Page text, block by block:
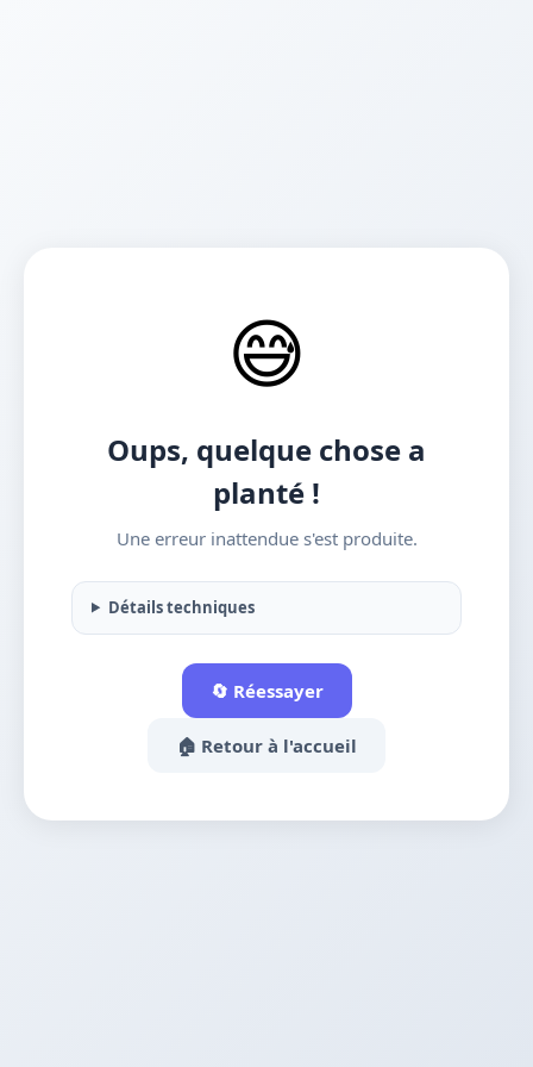
😅
Oups, quelque chose a
planté !
Une erreur inattendue s'est produite.
Détails techniques
🔄 Réessayer
🏠 Retour à l'accueil